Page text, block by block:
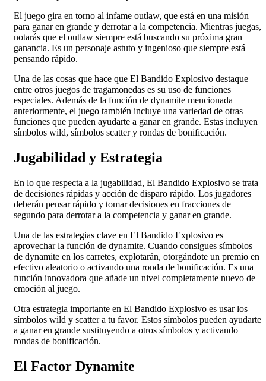
El juego gira en torno al infame outlaw, que está en una misión
para ganar en grande y derrotar a la competencia. Mientras juegas,
notarás que el outlaw siempre está buscando su próxima gran
ganancia. Es un personaje astuto y ingenioso que siempre está
pensando rápido.
Una de las cosas que hace que El Bandido Explosivo destaque
entre otros juegos de tragamonedas es su uso de funciones
especiales. Además de la función de dynamite mencionada
anteriormente, el juego también incluye una variedad de otras
funciones que pueden ayudarte a ganar en grande. Estas incluyen
símbolos wild, símbolos scatter y rondas de bonificación.
Jugabilidad y Estrategia
En lo que respecta a la jugabilidad, El Bandido Explosivo se trata
de decisiones rápidas y acción de disparo rápido. Los jugadores
deberán pensar rápido y tomar decisiones en fracciones de
segundo para derrotar a la competencia y ganar en grande.
Una de las estrategias clave en El Bandido Explosivo es
aprovechar la función de dynamite. Cuando consigues símbolos
de dynamite en los carretes, explotarán, otorgándote un premio en
efectivo aleatorio o activando una ronda de bonificación. Es una
función innovadora que añade un nivel completamente nuevo de
emoción al juego.
Otra estrategia importante en El Bandido Explosivo es usar los
símbolos wild y scatter a tu favor. Estos símbolos pueden ayudarte
a ganar en grande sustituyendo a otros símbolos y activando
rondas de bonificación.
El Factor Dynamite